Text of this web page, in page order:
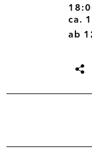
ca.
ab